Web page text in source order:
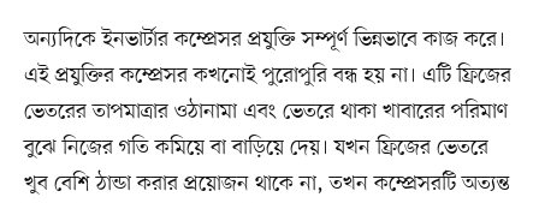
অন্যদিকে ইনভার্টার কম্প্রেসর প্রযুক্তি সম্পূর্ণ ভিন্নভাবে কাজ করে।
এই প্রযুক্তির কম্প্রেসর কখনোই পুরোপুরি বন্ধ হয় না। এটি ফ্রিজের
ভেতরের তাপমাত্রার ওঠানামা এবং ভেতরে থাকা খাবারের পরিমাণ
বুঝে নিজের গতি কমিয়ে বা বাড়িয়ে দেয়। যখন ফ্রিজের ভেতরে
খুব বেশি ঠান্ডা করার প্রয়োজন থাকে না, তখন কম্প্রেসরটি অত্যন্ত